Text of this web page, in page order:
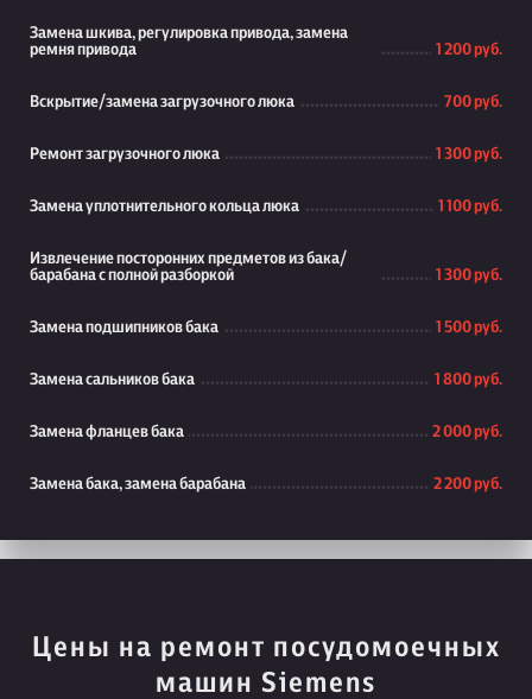
Замена шкива, регулировка привода, замена
ремня привода
1 200 руб.
Вскрытие/замена загрузочного люка 700 руб.
Ремонт загрузочного люка 1 300 руб.
Замена уплотнительного кольца люка 1 100 руб.
Извлечение посторонних предметов из бака/
барабана с полной разборкой
1 300 руб.
Замена подшипников бака 1 500 руб.
Замена сальников бака 1 800 руб.
Замена фланцев бака 2 000 руб.
Замена бака, замена барабана 2 200 руб.
Цены на ремонт посудомоечных
машин Siemens